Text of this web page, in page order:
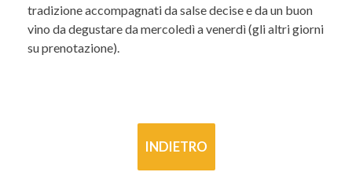
tradizione accompagnati da salse decise e da un buon
vino da degustare da mercoledì a venerdì (gli altri giorni
su prenotazione).
INDIETRO